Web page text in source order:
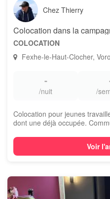
Chez Thierry
Colocation dans la
COLOCATION
Fexhe-le-Haut-Clocher,
-
/nuit /
Colocation pour jeunes
dont une déjà occupée.
Voir